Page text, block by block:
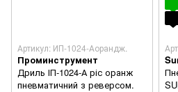
Артикул: ИП-1024-Аорандж.
Проминструмент
Дриль ІП-1024-А ріс оранж
пневматичний з реверсом.